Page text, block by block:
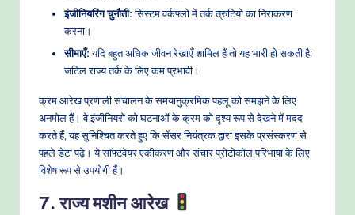
इंजीनियरिंग चुनौती:सिस्टम वर्कफ्लो में तर्क त्रुटियों का निराकरण
करना।
सीमाएँ:यदि बहुत अधिक जीवन रेखाएँ शामिल हैं तो यह भारी हो सकती है;
जटिल राज्य तर्क के लिए कम प्रभावी।
क्रम आरेख प्रणाली संचालन के समयानुक्रमिक पहलू को समझने के लिए
अनमोल हैं। वे इंजीनियरों को घटनाओं के क्रम को दृश्य रूप से देखने में मदद
करते हैं, यह सुनिश्चित करते हुए कि सेंसर नियंत्रक द्वारा इसके प्रसंस्करण से
पहले डेटा पढ़े। ये सॉफ्टवेयर एकीकरण और संचार प्रोटोकॉल परिभाषा के लिए
विशेष रूप से उपयोगी हैं।
7. राज्य मशीन आरेख